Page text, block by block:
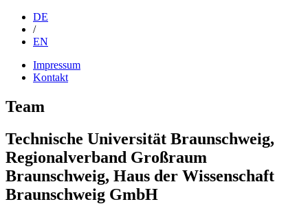
DE
/
EN
Impressum
Kontakt
Team
Technische Universität Braunschweig,
Regionalverband Großraum
Braunschweig, Haus der Wissenschaft
Braunschweig GmbH